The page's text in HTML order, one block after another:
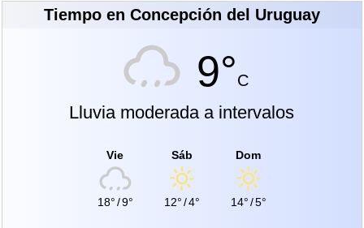
Tiempo en Concepción del Uruguay
9°C
Lluvia moderada a intervalos
Vie
18°/9°
Sáb
12°/4°
Dom
14°/5°